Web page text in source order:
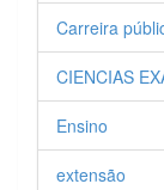
Carreira
CIENCIAS
Ensino
extensão